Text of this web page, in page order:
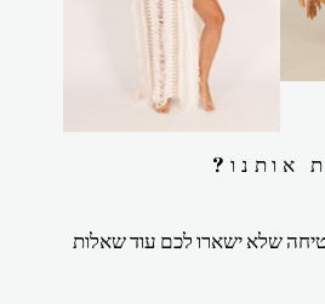
אותנו
שלא ישארו לכם עוד שאלות